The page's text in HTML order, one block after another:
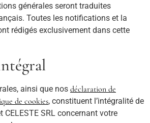
générales seront traduites
Toutes les notifications et la
rédigés exclusivement dans cette
ainsi que nos déclaration de
de cookies, constituent l’intégralité de
CELESTE SRL concernant votre